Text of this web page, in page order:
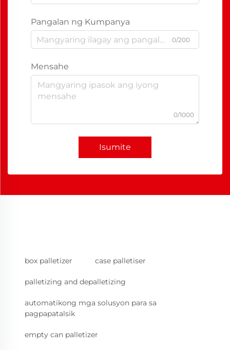
Pangalan ng Kumpanya
0/200
Mensahe
0/1000
Isumite
box palletizer case palletiser
palletizing and depalletizing
automatikong mga solusyon para sa
pagpapatalsik
empty can palletizer